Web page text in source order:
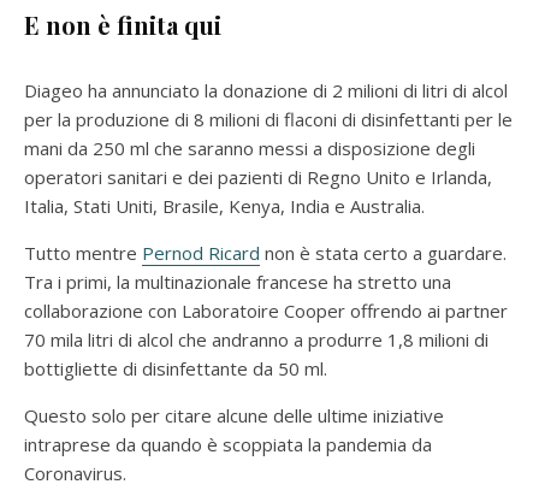
E non è finita qui
Diageo ha annunciato la donazione di 2 milioni di litri di alcol
per la produzione di 8 milioni di flaconi di disinfettanti per le
mani da 250 ml che saranno messi a disposizione degli
operatori sanitari e dei pazienti di Regno Unito e Irlanda,
Italia, Stati Uniti, Brasile, Kenya, India e Australia.
Tutto mentre Pernod Ricard non è stata certo a guardare.
Tra i primi, la multinazionale francese ha stretto una
collaborazione con Laboratoire Cooper offrendo ai partner
70 mila litri di alcol che andranno a produrre 1,8 milioni di
bottigliette di disinfettante da 50 ml.
Questo solo per citare alcune delle ultime iniziative
intraprese da quando è scoppiata la pandemia da
Coronavirus.